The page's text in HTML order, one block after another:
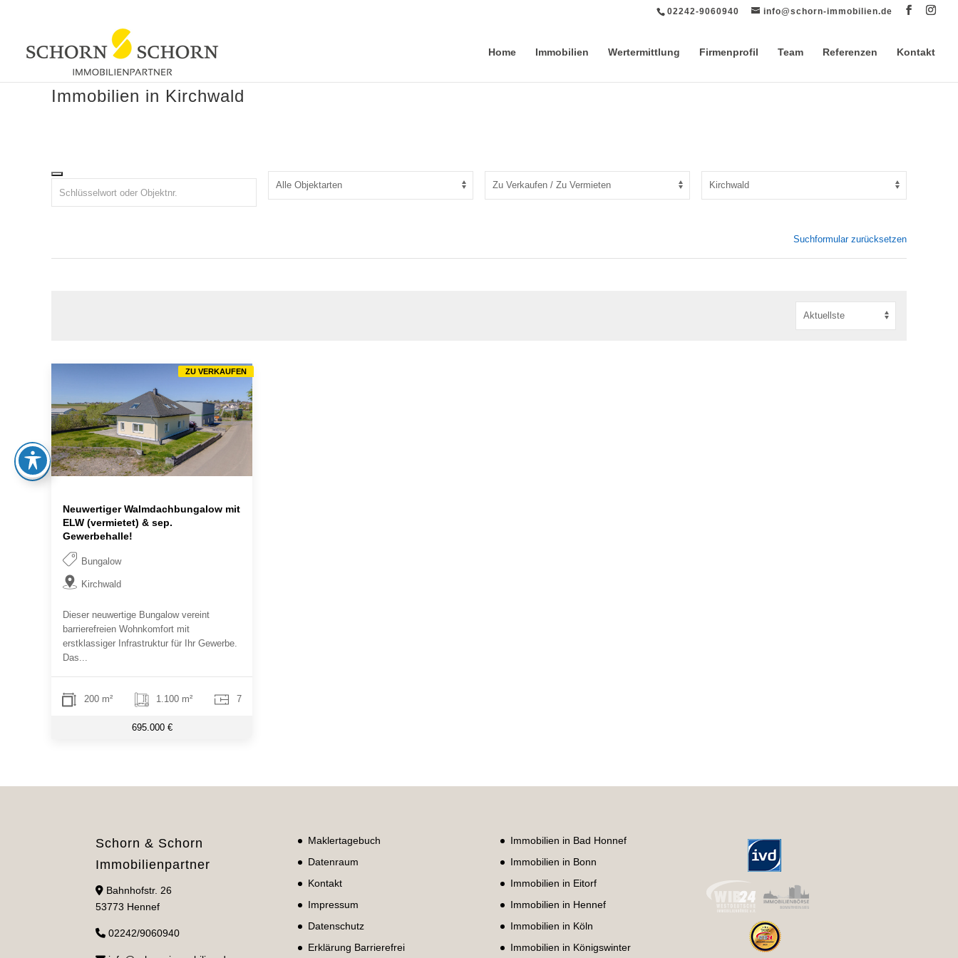
02242-9060940 info@schorn-immobilien.de
Home Immobilien Wertermittlung Firmenprofil Team Referenzen Kontakt
Immobilien in Kirchwald
Suchformular zurücksetzen
Neuwertiger Walmdachbungalow mit
ELW (vermietet) & sep.
Gewerbehalle!
Bungalow
Kirchwald
Dieser neuwertige Bungalow vereint
barrierefreien Wohnkomfort mit
erstklassiger Infrastruktur für Ihr Gewerbe.
Das...
200 m² 1.100 m² 7
695.000 €
ZU VERKAUFEN
Schorn & Schorn
Immobilienpartner
Bahnhofstr. 26
53773 Hennef
02242/9060940
Maklertagebuch
Datenraum
Kontakt
Impressum
Datenschutz
Erklärung Barrierefrei
Immobilien in Bad Honnef
Immobilien in Bonn
Immobilien in Eitorf
Immobilien in Hennef
Immobilien in Köln
Immobilien in Königswinter